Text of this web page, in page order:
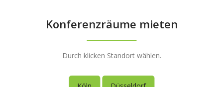
Konferenzräume mieten
Durch klicken Standort wählen.